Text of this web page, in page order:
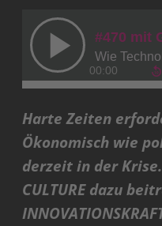
Harte Zeiten
Ökonomisch wie
derzeit in der Krise.
CULTURE dazu